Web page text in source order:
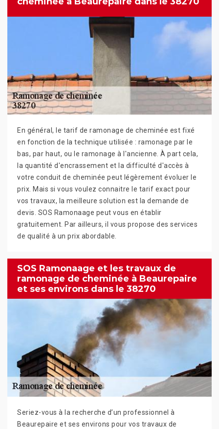
En général, le tarif de ramonage de cheminée est fixé
en fonction de la technique utilisée : ramonage par le
bas, par haut, ou le ramonage à l'ancienne. À part cela,
la quantité d'encrassement et la difficulté d'accès à
votre conduit de cheminée peut légèrement évoluer le
prix. Mais si vous voulez connaitre le tarif exact pour
vos travaux, la meilleure solution est la demande de
devis. SOS Ramonaage peut vous en établir
gratuitement. Par ailleurs, il vous propose des services
de qualité à un prix abordable.
SOS Ramonaage et les travaux de
ramonage de cheminée à Beaurepaire
et ses environs dans le 38270
Seriez-vous à la recherche d’un professionnel à
Beaurepaire et ses environs pour vos travaux de